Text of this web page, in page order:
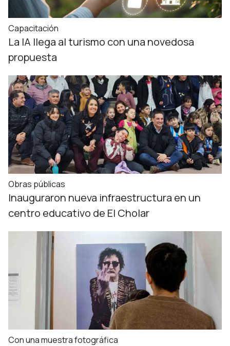
Capacitación
La IA llega al turismo con una novedosa
propuesta
Obras públicas
Inauguraron nueva infraestructura en un
centro educativo de El Cholar
Con una muestra fotográfica